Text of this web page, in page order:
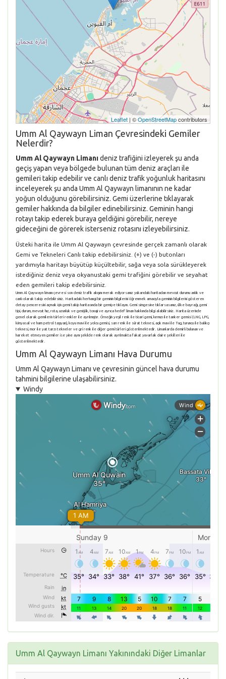
Leaflet | ©OpenStreetMapcontributors
Umm Al Qaywayn Liman Çevresindeki Gemiler
Nelerdir?
Umm Al Qaywayn Limanıdeniz trafiğini izleyerek şu anda
geçiş yapan veya bölgede bulunan tüm deniz araçları ile
gemileri takip edebilir ve canlı deniz trafik yoğunluk haritasını
inceleyerek şu anda Umm Al Qaywayn limanının ne kadar
yoğun olduğunu görebilirsiniz. Gemi üzerlerine tıklayarak
gemiler hakkında da bilgiler edinebilirsiniz. Geminin hangi
rotayı takip ederek buraya geldiğini görebilir, nereye
gideceğini de görerek isterseniz rotasını izleyebilirsiniz.
Üsteki harita ile Umm Al Qaywayn çevresinde gerçek zamanlı olarak
Gemi ve Tekneleri Canlı takip edebilirsiniz. (+) ve (-) butonları
yardımıyla haritayı büyütüp küçültebilir, sağa veya sola sürükleyerek
istediğiniz deniz veya okyanustaki gemi trafiğini görebilir ve seyahat
eden gemileri takip edebilirsiniz.
Umm Al Qaywayn limanı çevresi son deniz trafik akışını merak ediyorsanız yukarıdaki haritadan mevcut durumu anlık ve
canlı olarak takip edebilirsiniz. Haritadaki herhangi bir geminin bilgilerini öğrenmek amacıyla geminin bilgilerini gösteren
detay penceresini açmak için gemi takip haritasında bir gemiye tıklayın. Gemi simgesine tıklarsasanız, ülke bayrağı, gemi
tipi, durum, mevcut hız, rota, uzunluk ve genişlik, tonajı ve ayrıca hedef liman hakkında bilgi alabilirsiniz. Harita üzerinde
genel olarak gemilerin türleri renkler ile ayrılmıştır. Örneğin yeşil renk ile ticari gemi, kırmızı ile tanker gemisi (LNG, LPG,
kimyasal ve ham petrol taşıyan), koyu mavi ile yolcu gemisi, sarı renk ile sürat teknesi, açık mavi ile Tug, turuncu ile balıkçı
teknesi, mor ile yat tarzı tekneler ve gri renk ile diğer gemi türleri gösterilmektedir. Limanlarda demirli bulunan ve
hareket etmeyen gemiler ise yine aynı şekilde renk olarak ayrılmakta fakat yuvarlak daire şekilleri ile
gösterilmektedir.
Umm Al Qaywayn Limanı Hava Durumu
Umm Al Qaywayn Limanı ve çevresinin güncel hava durumu
tahmini bilgilerine ulaşabilirsiniz.
Windy
Umm Al Qaywayn Limanı Yakınındaki Diğer Limanlar